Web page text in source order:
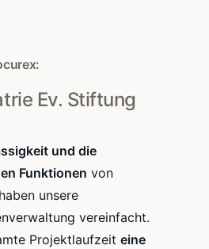
Ev. Stiftung
und die
Funktionen von
unsere
vereinfacht.
Projektlaufzeit eine